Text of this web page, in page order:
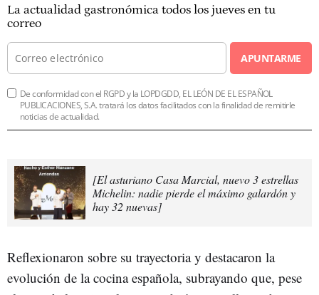
La actualidad gastronómica todos los jueves en tu
correo
APUNTARME
De conformidad con el RGPD y la LOPDGDD, EL LEÓN DE EL ESPAÑOL
PUBLICACIONES, S.A. tratará los datos facilitados con la finalidad de remitirle
noticias de actualidad.
[El asturiano Casa Marcial, nuevo 3 estrellas
Michelin: nadie pierde el máximo galardón y
hay 32 nuevas]
Reflexionaron sobre su trayectoria y destacaron la
evolución de la cocina española, subrayando que, pese